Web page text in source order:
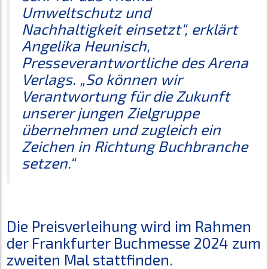
Umweltschutz und
Nachhaltigkeit einsetzt“, erklärt
Angelika Heunisch,
Presseverantwortliche des Arena
Verlags. „So können wir
Verantwortung für die Zukunft
unserer jungen Zielgruppe
übernehmen und zugleich ein
Zeichen in Richtung Buchbranche
setzen.“
Die Preisverleihung wird im Rahmen
der Frankfurter Buchmesse 2024 zum
zweiten Mal stattfinden.